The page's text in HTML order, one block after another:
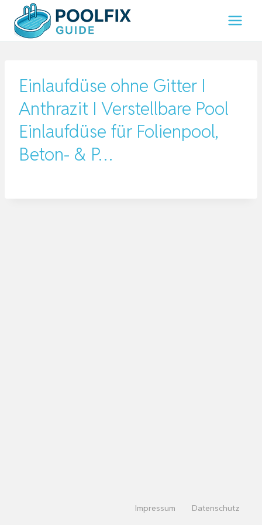
Inhalt
springen
Einlaufdüse ohne Gitter I
Anthrazit I Verstellbare Pool
Einlaufdüse für Folienpool,
Beton- & P…
Impressum Datenschutz